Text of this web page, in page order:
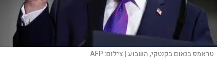
טראמפ בנאום בקנטקי, השבוע | צילום:AFP